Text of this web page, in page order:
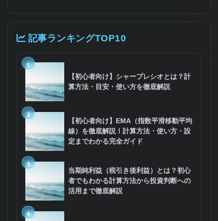
記事ランキングTOP10
1
【初心者向け】シャープレシオとは？計
算方法・目安・使い方を徹底解説
2
【初心者向け】EMA（指数平滑移動平均
線）を徹底解説！計算方法・使い方・設
定までわかる完全ガイド
3
当期純利益（税引き後利益）とは？初心
者でもわかる計算方法から投資判断への
活用まで徹底解説
4